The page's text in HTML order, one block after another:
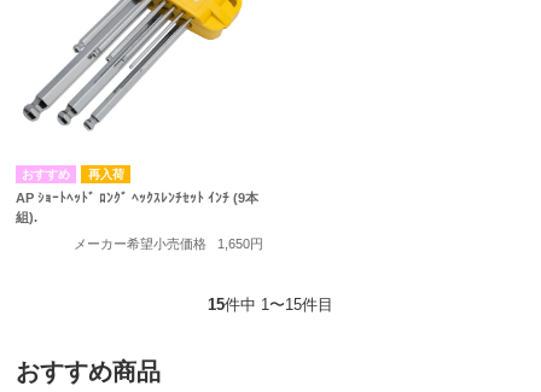
再入荷
AP ｼｮｰﾄﾍｯﾄﾞ ﾛﾝｸﾞ ﾍｯｸｽﾚﾝﾁｾｯﾄ ｲﾝﾁ (9本
組).
メーカー希望小売価格
1,650円
15件中 1〜15件目
おすすめ商品